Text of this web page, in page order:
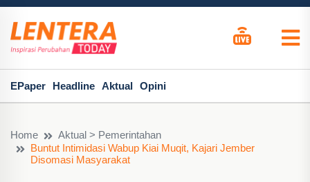
EPaper Headline Aktual Opini
Home
Aktual > Pemerintahan
Buntut Intimidasi Wabup Kiai Muqit, Kajari Jember
Disomasi Masyarakat